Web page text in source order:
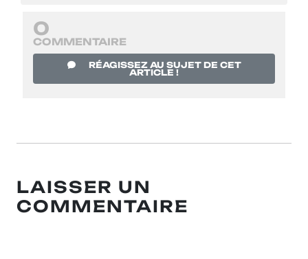
0
COMMENTAIRE
RÉAGISSEZ AU SUJET DE CET
ARTICLE !
LAISSER UN
COMMENTAIRE